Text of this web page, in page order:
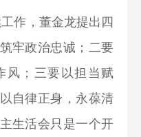
作，董金龙提出四
牢政治忠诚；二要
风；三要以担当赋
自律正身，永葆清
生活会只是一个开